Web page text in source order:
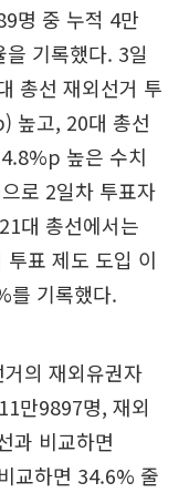
명 중 누적 4만
기록했다. 3일
총선 재외선거 투
높고, 20대 총선
높은 수치
로 2일차 투표자
대 총선에서는
표 제도 도입 이
를 기록했다.
의 재외유권자
만9897명, 재외
과 비교하면
교하면 34.6% 줄